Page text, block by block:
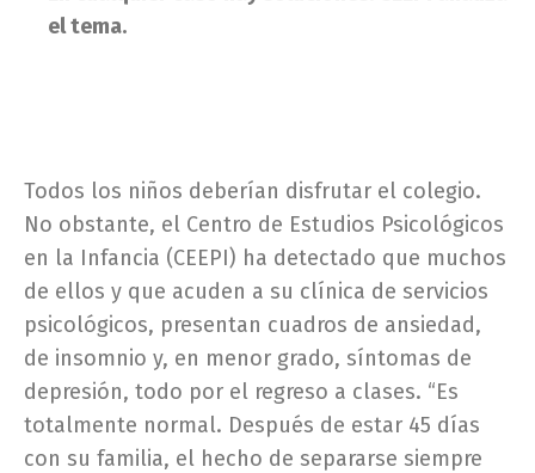
el tema.
Todos los niños deberían disfrutar el colegio.
No obstante, el Centro de Estudios Psicológicos
en la Infancia (CEEPI) ha detectado que muchos
de ellos y que acuden a su clínica de servicios
psicológicos, presentan cuadros de ansiedad,
de insomnio y, en menor grado, síntomas de
depresión, todo por el regreso a clases. “Es
totalmente normal. Después de estar 45 días
con su familia, el hecho de separarse siempre